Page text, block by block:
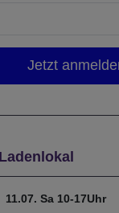
11.07. Sa 10-17Uhr